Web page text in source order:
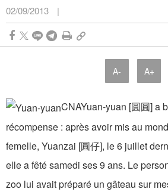
02/09/2013 |
A- A+
CNAYuan-yuan [圓圓] a
récompense : après avoir mis au
femelle, Yuanzai [圓仔], le 6 juillet
elle a fêté samedi ses 9 ans. Le
zoo lui avait préparé un gâteau sur